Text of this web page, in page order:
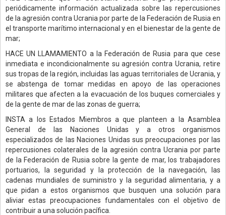
periódicamente información actualizada sobre las repercusiones
de la agresión contra Ucrania por parte de la Federación de Rusia en
el transporte marítimo internacional y en el bienestar de la gente de
mar;
HACE UN LLAMAMIENTO a la Federación de Rusia para que cese
inmediata e incondicionalmente su agresión contra Ucrania, retire
sus tropas de la región, incluidas las aguas territoriales de Ucrania, y
se abstenga de tomar medidas en apoyo de las operaciones
militares que afecten a la evacuación de los buques comerciales y
de la gente de mar de las zonas de guerra;
INSTA a los Estados Miembros a que planteen a la Asamblea
General de las Naciones Unidas y a otros organismos
especializados de las Naciones Unidas sus preocupaciones por las
repercusiones colaterales de la agresión contra Ucrania por parte
de la Federación de Rusia sobre la gente de mar, los trabajadores
portuarios, la seguridad y la protección de la navegación, las
cadenas mundiales de suministro y la seguridad alimentaria, y a
que pidan a estos organismos que busquen una solución para
aliviar estas preocupaciones fundamentales con el objetivo de
contribuir a una solución pacífica.